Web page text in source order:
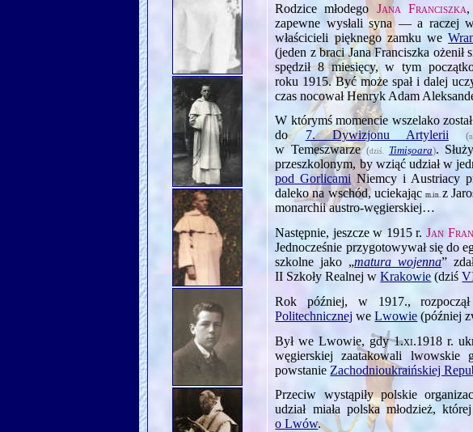
Rodzice młodego Jana Franciszka,
zapewne wysłali syna — a raczej
właścicieli pięknego zamku we
(jeden z braci Jana Franciszka
spędził 8 miesięcy, w tym
roku 1915. Być może spał i dalej
czas nocował Henryk Adam
W którymś momencie wszelako
do 7. Dywizjonu Artylerii (
w Temeszwarze(dziś. Timișoara).
przeszkolonym, by wziąć udział w
pod Gorlicami Niemcy i Austriacy
daleko na wschód, uciekając m.in. z
monarchii austro-węgierskiej…
Następnie, jeszcze w 1915 r. Jan
Jednocześnie przygotowywał się do
szkolne jako „matura wojenna”
II Szkoły Realnej wKrakowie (dziś
Rok później, w 1917.,
Politechnicznej weLwowie (później
Był we Lwowie, gdy1.xi.1918 r.
węgierskiej zaatakowali lwowskie
powstanie Zachodnioukraińskiej
Przeciw wystąpiły polskie
udział miała polska młodzież,
o Lwów.